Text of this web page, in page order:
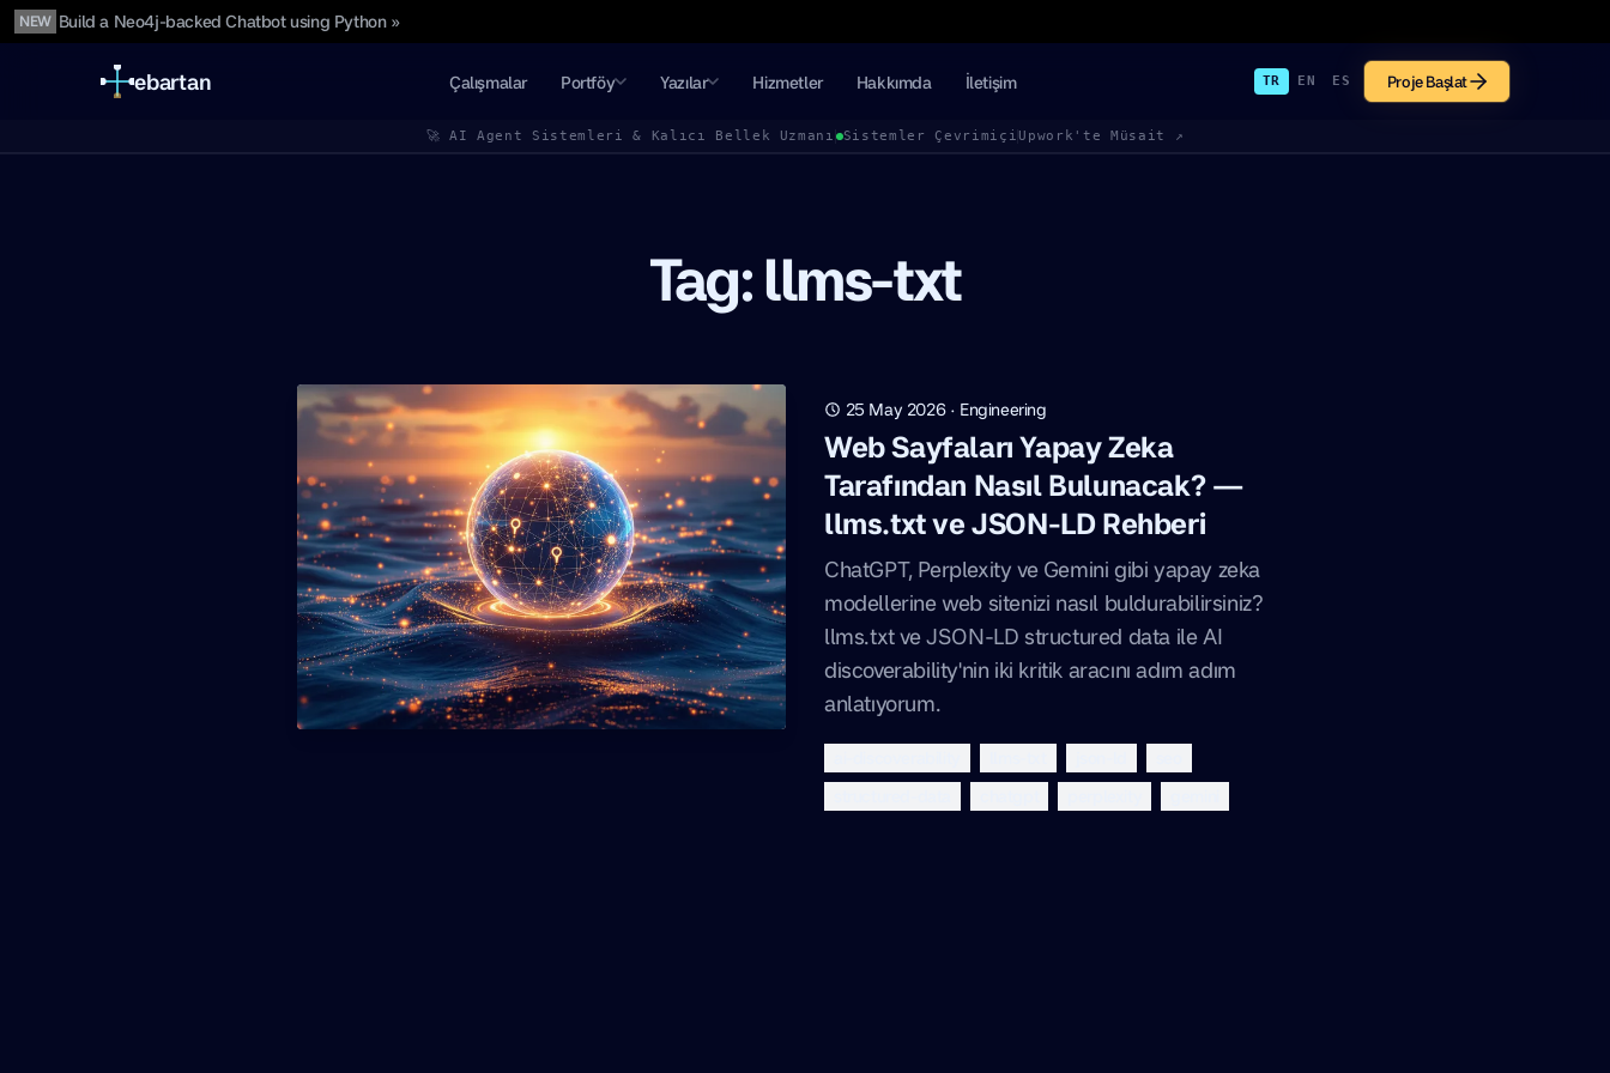
NEW Build a Neo4j-backed Chatbot using Python »
ebartan Çalışmalar Portföy Yazılar Hizmetler Hakkımda İletişim TR EN ES Proje Başlat
🚀 AI Agent Sistemleri & Kalıcı Bellek Uzmanı Sistemler Çevrimiçi Upwork'te Müsait ↗
Tag: llms-txt
25 May 2026· Engineering
Web Sayfaları Yapay Zeka
Tarafından Nasıl Bulunacak? —
llms.txt ve JSON-LD Rehberi
ChatGPT, Perplexity ve Gemini gibi yapay zeka
modellerine web sitenizi nasıl buldurabilirsiniz?
llms.txt ve JSON-LD structured data ile AI
discoverability'nin iki kritik aracını adım adım
anlatıyorum.